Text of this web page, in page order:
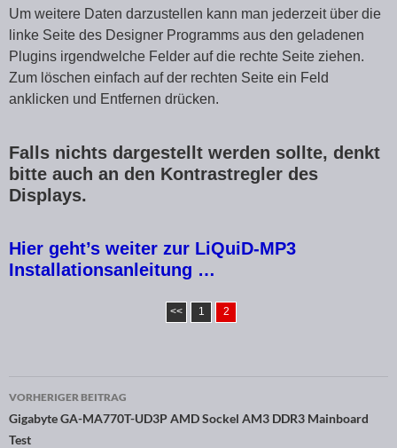
Um weitere Daten darzustellen kann man jederzeit über die
linke Seite des Designer Programms aus den geladenen
Plugins irgendwelche Felder auf die rechte Seite ziehen.
Zum löschen einfach auf der rechten Seite ein Feld
anklicken und Entfernen drücken.
Falls nichts dargestellt werden sollte, denkt
bitte auch an den Kontrastregler des
Displays.
Hier geht’s weiter zur LiQuiD-MP3
Installationsanleitung …
<< 1 2
Beitragsnavigation
VORHERIGER BEITRAG
Gigabyte GA-MA770T-UD3P AMD Sockel AM3 DDR3 Mainboard
Test